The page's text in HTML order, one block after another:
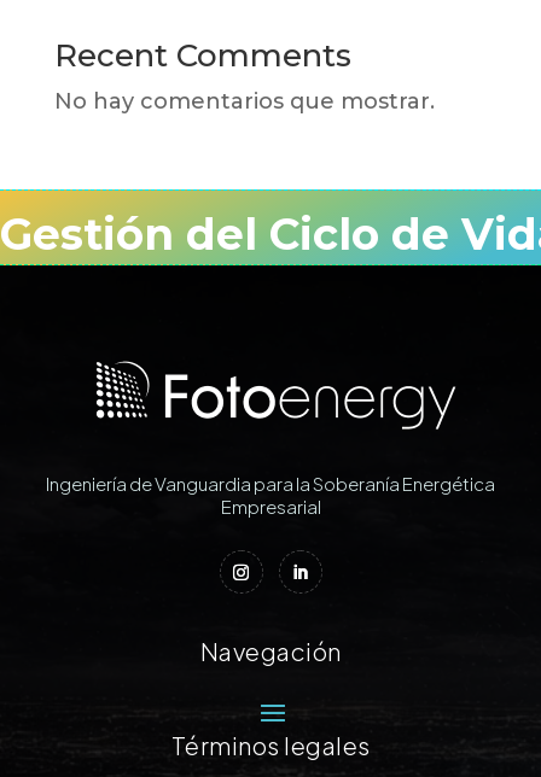
Recent Comments
No hay comentarios que mostrar.
Gestión del Ciclo de
Ingeniería de Vanguardia para la Soberanía Energética
Empresarial
Navegación
Términos legales